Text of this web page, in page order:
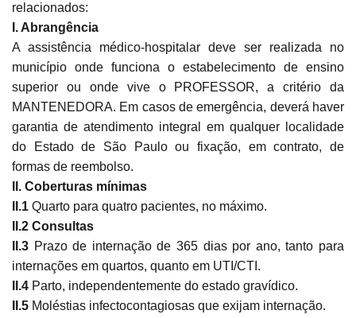
relacionados:
I. Abrangência
A assistência médico-hospitalar deve ser realizada no
município onde funciona o estabelecimento de ensino
superior ou onde vive o PROFESSOR, a critério da
MANTENEDORA. Em casos de emergência, deverá haver
garantia de atendimento integral em qualquer localidade
do Estado de São Paulo ou fixação, em contrato, de
formas de reembolso.
II. Coberturas mínimas
II.1 Quarto para quatro pacientes, no máximo.
II.2 Consultas
II.3 Prazo de internação de 365 dias por ano, tanto para
internações em quartos, quanto em UTI/CTI.
II.4 Parto, independentemente do estado gravídico.
II.5 Moléstias infectocontagiosas que exijam internação.